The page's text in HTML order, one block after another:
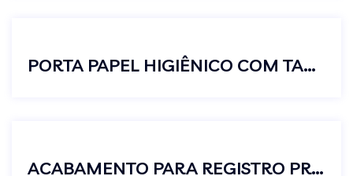
PORTA PAPEL HIGIÊNICO COM TAMPA BANHEIRO METAL INOX STANDARD
ACABAMENTO PARA REGISTRO PRESSÃO GAVETA PADRÃO DECA C40 3/4